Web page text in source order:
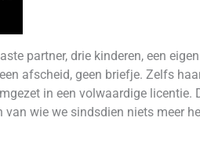
partner, drie kinderen, een
afscheid, geen briefje. Zelfs
in een volwaardige licentie.
wie we sindsdien niets meer